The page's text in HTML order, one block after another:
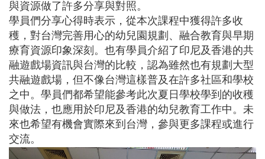
與資源做了許多分享與對照。
學員們分享心得時表示，從本次課程中獲得許多收
穫，對台灣完善用心的幼兒園規劃、融合教育與早期
療育資源印象深刻。也有學員介紹了印尼及香港的共
融遊戲場資訊與台灣的比較，認為雖然也有規劃大型
共融遊戲場，但不像台灣這樣普及在許多社區和學校
之中。學員們都希望能參考此次夏日學校學到的收穫
與做法，也應用於印尼及香港的幼兒教育工作中。未
來也希望有機會實際來到台灣，參與更多課程或進行
交流。